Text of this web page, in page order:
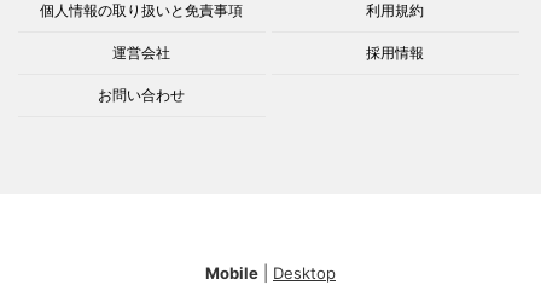
個人情報の取り扱いと免責事項 利用規約
運営会社 採用情報
お問い合わせ
Mobile Desktop